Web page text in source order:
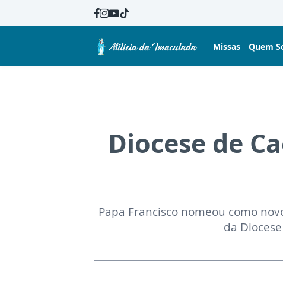
Missas Quem
Diocese de
Papa Francisco nomeou como
da